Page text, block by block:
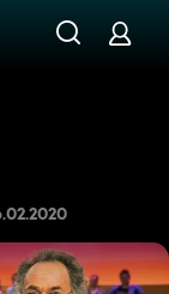
& Melissa